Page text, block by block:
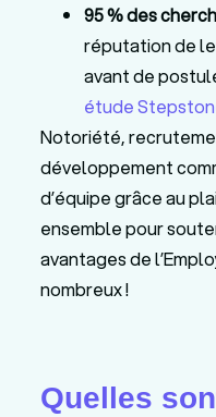
95 % des
réputation de
avant de
étude
Notoriété,
développement
d’équipe grâce au
ensemble pour
avantages de
nombreux !
Quelles